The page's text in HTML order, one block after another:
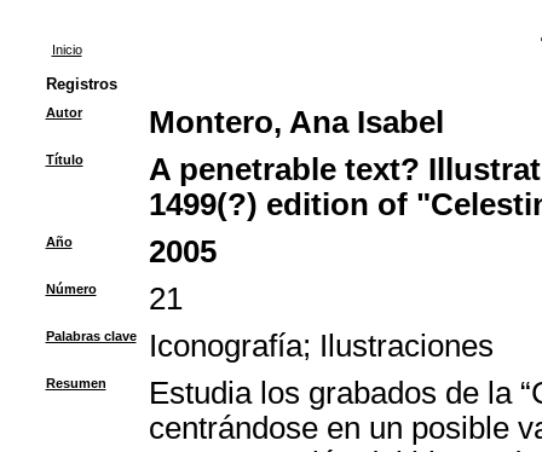
Inicio
Registros
Autor Montero, Ana Isabel
Título
A penetrable text?
1499(?) edition of
Año 2005
Número 21
Palabras clave Iconografía; Ilustraciones
Resumen
Estudia los grabados de la
centrándose en un posible